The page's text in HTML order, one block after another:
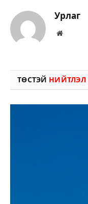
Урлаг
Вэбсайт
ТӨСТЭЙ НИЙТЛЭЛ